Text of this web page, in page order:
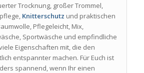
Trocknung, großer Trommel,
Knitterschutz und praktischen
Pflegeleicht, Mix,
Sportwäsche und empfindliche
Eigenschaften mit, die den
entspannter machen. Für Euch ist
spannend, wenn Ihr einen